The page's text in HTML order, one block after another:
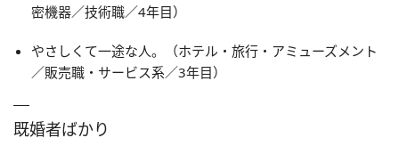
密機器／技術職／4年目）
やさしくて一途な人。（ホテル・旅行・アミューズメント
／販売職・サービス系／3年目）
既婚者ばかり